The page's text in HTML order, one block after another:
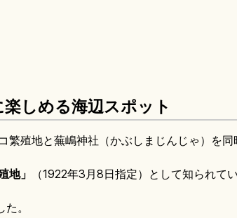
しめる海辺スポット
殖地と蕪嶋神社（かぶしまじんじゃ）を同
地」
（1922年3月8日指定）として知られて
。